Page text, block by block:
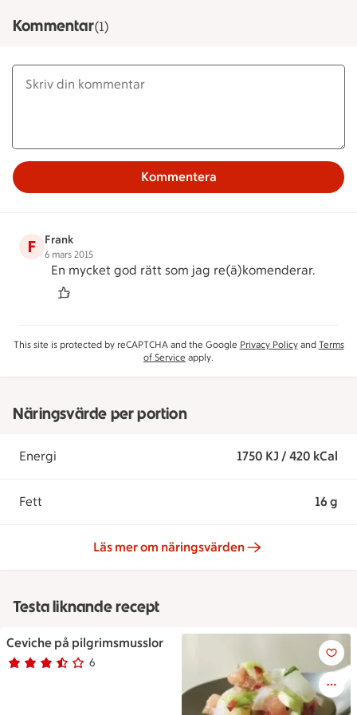
Kommentar(1)
Kommentera
F Frank
6 mars 2015
En mycket god rätt som jag re(ä)komenderar.
This site is protected by reCAPTCHA and the Google Privacy Policyand Terms
of Service apply.
Näringsvärde per portion
Energi 1750 KJ / 420 kCal
Fett 16 g
Läs mer om näringsvärden
Testa liknande recept
Ceviche på pilgrimsmusslor
Betyg 3.7 av 5. 6
6 personer har röstat
Ceviche på pilgrimsmusslor